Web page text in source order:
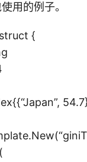
用的例子。
{